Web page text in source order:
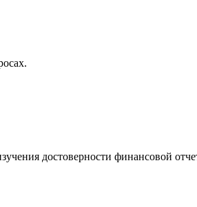
достоверности финансовой